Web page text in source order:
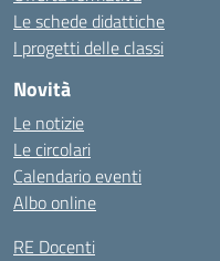
Le schede didattiche
I progetti delle classi
Novità
Le notizie
Le circolari
Calendario eventi
Albo online
RE Docenti